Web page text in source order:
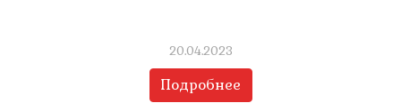
20.04.2023
Подробнее